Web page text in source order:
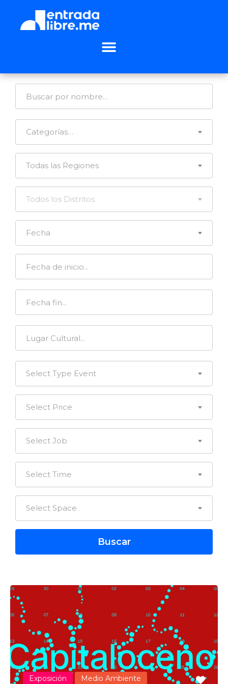
Categorías…
Todas las Regiones
Todos los Distritos
Fecha
Select Type Event
Select Price
Select Job
Select Time
Select Space
Exposición Medio Ambiente